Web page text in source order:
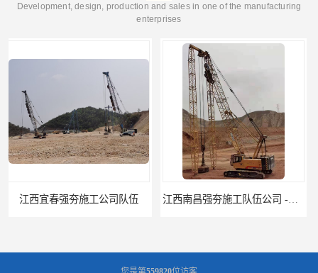
Development, design, production and sales in one of the manufacturing
enterprises
江西南昌强夯施工队伍公司 -湖南业峻强夯基础工程